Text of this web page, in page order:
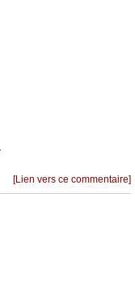
[Lien vers ce commentaire]